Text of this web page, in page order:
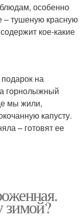
особенно
– тушеную красную
кое-какие
на
горнолыжный
мы жили,
капусту.
– готовят ее
зимой?